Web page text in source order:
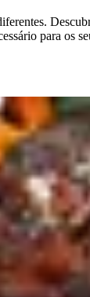
para os